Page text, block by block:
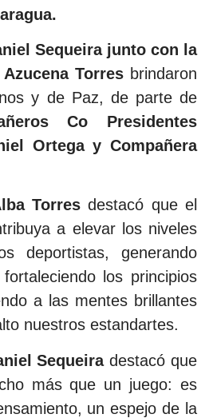
Sequeira junto con la
Torres brindaron
y de Paz, de parte de
Co Presidentes
Ortega y Compañera
Torres destacó que el
a elevar los niveles
deportistas, generando
los principios
a las mentes brillantes
nuestros estandartes.
Sequeiradestacó que
más que un juego: es
un espejo de la